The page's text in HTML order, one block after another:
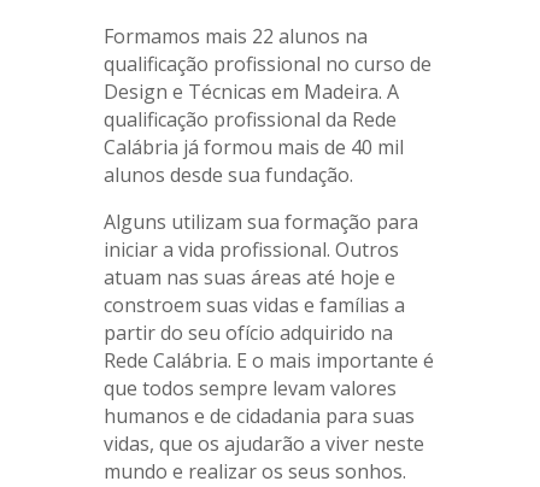
Formamos mais 22 alunos na
qualificação profissional no curso de
Design e Técnicas em Madeira. A
qualificação profissional da Rede
Calábria já formou mais de 40 mil
alunos desde sua fundação.
Alguns utilizam sua formação para
iniciar a vida profissional. Outros
atuam nas suas áreas até hoje e
constroem suas vidas e famílias a
partir do seu ofício adquirido na
Rede Calábria. E o mais importante é
que todos sempre levam valores
humanos e de cidadania para suas
vidas, que os ajudarão a viver neste
mundo e realizar os seus sonhos.